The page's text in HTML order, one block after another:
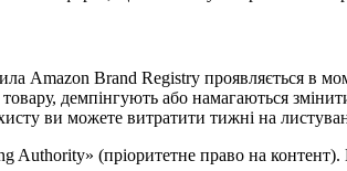
Brand Registry проявляється в
демпінгують або намагаються
ви можете витратити тижні на
Authority» (пріоритетне право на